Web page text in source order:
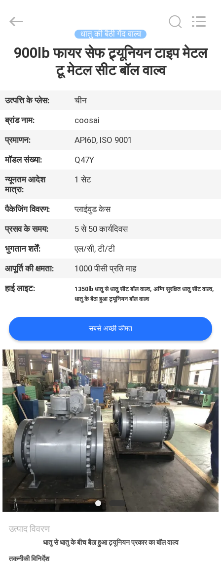
घर
हमारे
बारे
कारखाने
का
गुणवत्ता
नियंत्रण
संपर्क
करें
समाचार
उद्धरण
मांगें
साइटमैप
PRIVACY
POLICY
group.
धातु की बैठी गेंद वाल्व
900lb फायर सेफ ट्र्यूनियन टाइप मेटल
टू मेटल सीट बॉल वाल्व
उत्पत्ति के प्लेस:
चीन
ब्रांड नाम:
coosai
प्रमाणन:
API6D, ISO 9001
मॉडल संख्या:
Q47Y
न्यूनतम आदेश
मात्रा:
1 सेट
पैकेजिंग विवरण:
प्लाईवुड केस
प्रसव के समय:
5 से 50 कार्यदिवस
भुगतान शर्तें:
एल/सी, टी/टी
आपूर्ति की क्षमता:
1000 पीसी प्रति माह
हाई लाइट:
1350lb धातु से धातु सीट बॉल वाल्व,अग्नि सुरक्षित धातु सीट वाल्व,
धातु के बैठा हुआ ट्र्यूनियन बॉल वाल्व
सबसे अच्छी कीमत
उत्पाद विवरण
धातु से धातु के बीच बैठा हुआ ट्र्यूनियन प्रकार का बॉल वाल्व
तकनीकी विनिर्देश